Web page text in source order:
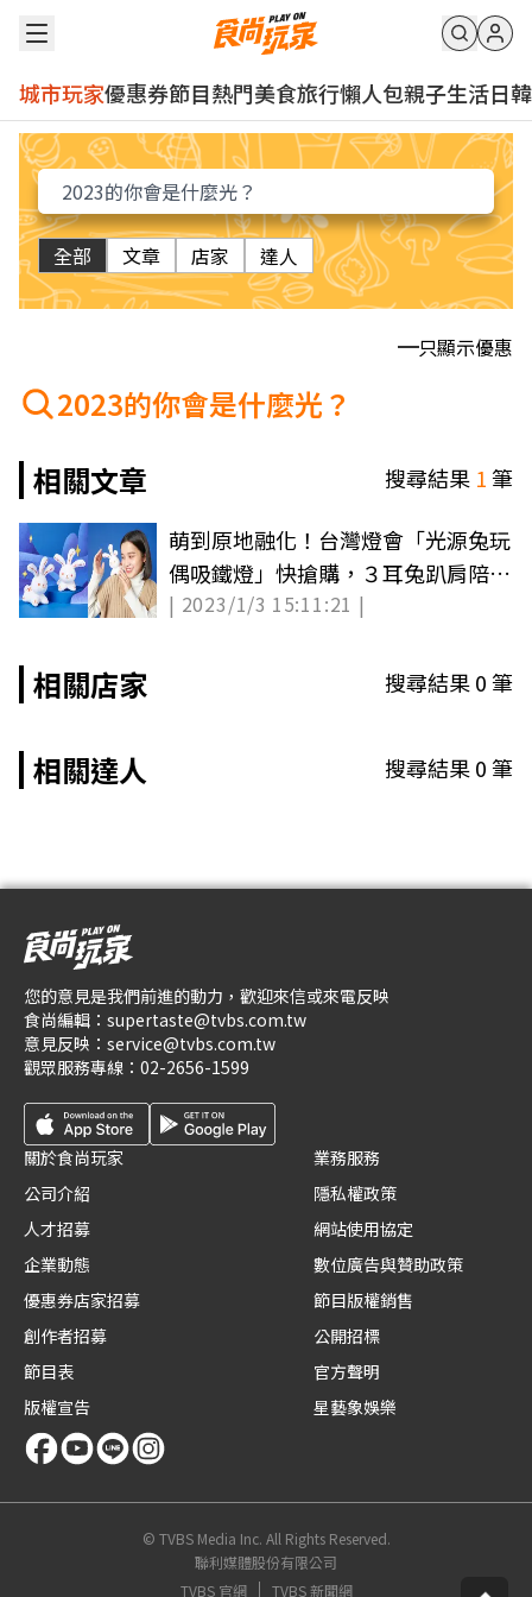
城市玩家優惠券節目熱門美食旅行懶人包親子生活日韓
全部 文章 店家 達人
只顯示優惠
2023的你會是什麼光？
相關文章
搜尋結果 1筆
萌到原地融化！台灣燈會「光源兔玩
偶吸鐵燈」快搶購，３耳兔趴肩陪你
逛燈會（中獎公布）
| 2023/1/3 15:11:21 |
相關店家 搜尋結果0筆
相關達人 搜尋結果0筆
您的意見是我們前進的動力，歡迎來信或來電反映
食尚編輯： supertaste@tvbs.com.tw
意見反映： service@tvbs.com.tw
觀眾服務專線： 02-2656-1599
關於食尚玩家
公司介紹
人才招募
企業動態
優惠券店家招募
創作者招募
節目表
版權宣告
業務服務
隱私權政策
網站使用協定
數位廣告與贊助政策
節目版權銷售
公開招標
官方聲明
星藝象娛樂
© TVBS Media Inc. All Rights Reserved.
聯利媒體股份有限公司
TVBS 官網
TVBS 新聞網